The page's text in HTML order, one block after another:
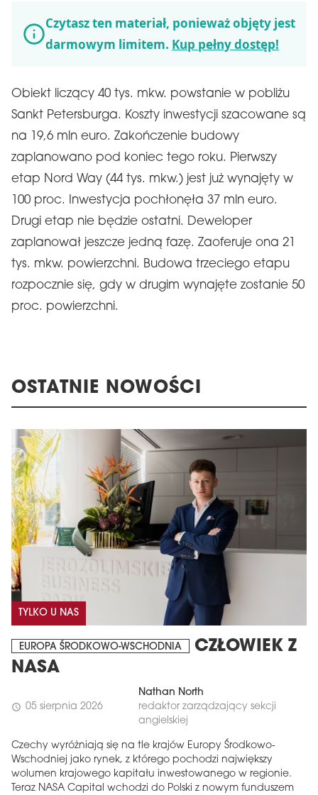
Czytasz ten materiał, ponieważ objęty jest
darmowym limitem. Kup pełny dostęp!
Obiekt liczący 40 tys. mkw. powstanie w pobliżu
Sankt Petersburga. Koszty inwestycji szacowane są
na 19,6 mln euro. Zakończenie budowy
zaplanowano pod koniec tego roku. Pierwszy
etap Nord Way (44 tys. mkw.) jest już wynajęty w
100 proc. Inwestycja pochłonęła 37 mln euro.
Drugi etap nie będzie ostatni. Deweloper
zaplanował jeszcze jedną fazę. Zaoferuje ona 21
tys. mkw. powierzchni. Budowa trzeciego etapu
rozpocznie się, gdy w drugim wynajęte zostanie 50
proc. powierzchni.
OSTATNIE NOWOŚCI
TYLKO U NAS
EUROPA ŚRODKOWO-WSCHODNIA
CZŁOWIEK Z
NASA
schedule 05 sierpnia 2026
Nathan North
redaktor zarządzający sekcji
angielskiej
Czechy wyróżniają się na tle krajów Europy Środkowo-
Wschodniej jako rynek, z którego pochodzi największy
wolumen krajowego kapitału inwestowanego w regionie.
Teraz NASA Capital wchodzi do Polski z nowym funduszem